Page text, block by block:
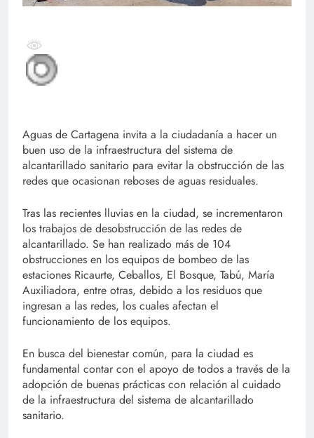
Aguas de Cartagena invita a la ciudadanía a hacer un
buen uso de la infraestructura del sistema de
alcantarillado sanitario para evitar la obstrucción de las
redes que ocasionan reboses de aguas residuales.
Tras las recientes lluvias en la ciudad, se incrementaron
los trabajos de desobstrucción de las redes de
alcantarillado. Se han realizado más de 104
obstrucciones en los equipos de bombeo de las
estaciones Ricaurte, Ceballos, El Bosque, Tabú, María
Auxiliadora, entre otras, debido a los residuos que
ingresan a las redes, los cuales afectan el
funcionamiento de los equipos.
En busca del bienestar común, para la ciudad es
fundamental contar con el apoyo de todos a través de la
adopción de buenas prácticas con relación al cuidado
de la infraestructura del sistema de alcantarillado
sanitario.